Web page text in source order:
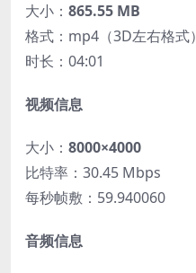
大小： 865.55 MB
格式：mp4（3D左右格式）
时长：04:01
视频信息
大小： 8000×4000
比特率：30.45 Mbps
每秒帧敷：59.940060
音频信息